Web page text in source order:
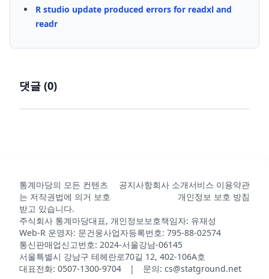
R studio update produced errors for readxl and
readr
댓글 (0)
통계마당의 모든 컨텐츠
는 저작권법에 의거 보호
받고 있습니다.
공지사항회사 소개서비스 이용약관
개인정보 보호 방침
주식회사 통계마당대표, 개인정보보호책임자: 유재성
Web-R 운영자: 문건웅사업자등록번호: 795-88-02574
통신판매업신고번호: 2024-서울강남-06145
서울특별시 강남구 테헤란로70길 12, 402-106A호
대표전화: 0507-1300-9704 | 문의: cs@statground.net